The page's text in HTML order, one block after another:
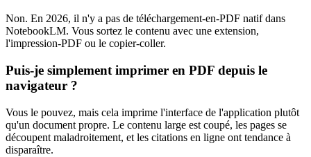
Non. En 2026, il n'y a pas de téléchargement-en-PDF natif dans
NotebookLM. Vous sortez le contenu avec une extension,
l'impression-PDF ou le copier-coller.
Puis-je simplement imprimer en PDF depuis le
navigateur ?
Vous le pouvez, mais cela imprime l'interface de l'application plutôt
qu'un document propre. Le contenu large est coupé, les pages se
découpent maladroitement, et les citations en ligne ont tendance à
disparaître.